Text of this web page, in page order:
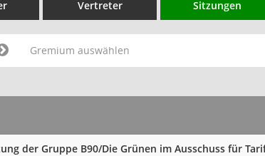
Vertreter Sitzungen
Gremium auswählen
der Gruppe B90/Die Grünen im Ausschuss für